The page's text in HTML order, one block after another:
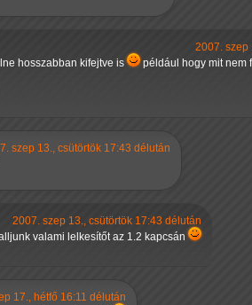
2007. szep
hosszabban kifejtve is
például hogy mit nem
szep 13., csütörtök 17:43 délután
2007. szep 13., csütörtök 17:43 délután
valami lelkesítőt az 1.2 kapcsán
17., hétfő 16:11 délután